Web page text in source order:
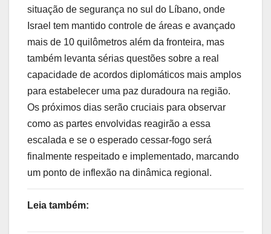
situação de segurança no sul do Líbano, onde
Israel tem mantido controle de áreas e avançado
mais de 10 quilômetros além da fronteira, mas
também levanta sérias questões sobre a real
capacidade de acordos diplomáticos mais amplos
para estabelecer uma paz duradoura na região.
Os próximos dias serão cruciais para observar
como as partes envolvidas reagirão a essa
escalada e se o esperado cessar-fogo será
finalmente respeitado e implementado, marcando
um ponto de inflexão na dinâmica regional.
Leia também: